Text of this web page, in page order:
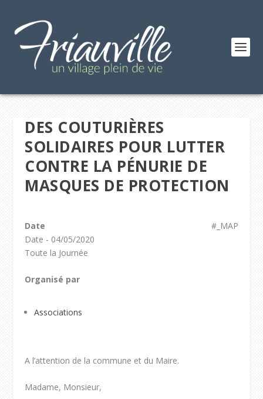
DES COUTURIÈRES
SOLIDAIRES POUR LUTTER
CONTRE LA PÉNURIE DE
MASQUES DE PROTECTION
#_MAP
Date
Date - 04/05/2020
Toute la Journée
Organisé par
Associations
A l’attention de la commune et du Maire.
Madame, Monsieur,